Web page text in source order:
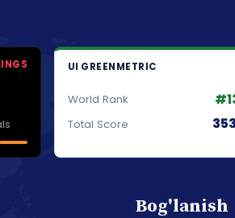
UI GREENMETRIC
World Rank
Total Score
Bog'lanish